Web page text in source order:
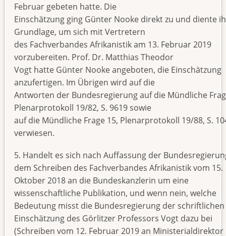
Februar gebeten hatte. Die
Einschätzung ging Günter Nooke direkt zu und diente
Grundlage, um sich mit Vertretern
des Fachverbandes Afrikanistik am 13. Februar 2019
vorzubereiten. Prof. Dr. Matthias Theodor
Vogt hatte Günter Nooke angeboten, die Einschätzung
anzufertigen. Im Übrigen wird auf die
Antworten der Bundesregierung auf die Mündliche
Plenarprotokoll 19/82, S. 9619 sowie
auf die Mündliche Frage 15, Plenarprotokoll 19/88, S.
verwiesen.
5. Handelt es sich nach Auffassung der
dem Schreiben des Fachverbandes Afrikanistik vom 15.
Oktober 2018 an die Bundeskanzlerin um eine
wissenschaftliche Publikation, und wenn nein, welche
Bedeutung misst die Bundesregierung der schriftlichen
Einschätzung des Görlitzer Professors Vogt dazu bei
(Schreiben vom 12. Februar 2019 an Ministerialdirektor